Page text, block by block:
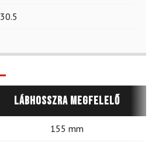
30.5
Lábhosszra megfelelő
155 mm